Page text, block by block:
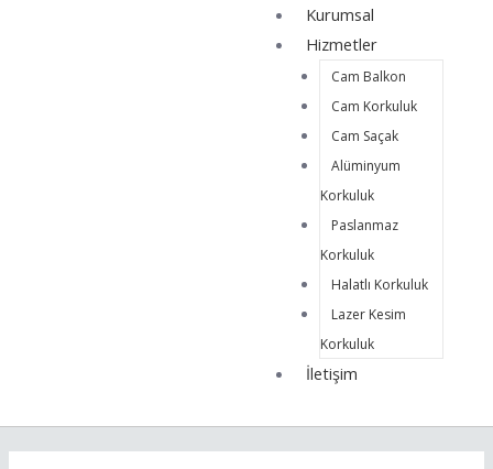
Kurumsal
Hizmetler
Cam Balkon
Cam Korkuluk
Cam Saçak
Alüminyum
Korkuluk
Paslanmaz
Korkuluk
Halatlı Korkuluk
Lazer Kesim
Korkuluk
İletişim